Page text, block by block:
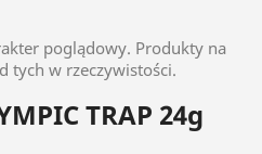
poglądowy. Produkty na
tych w rzeczywistości.
TRAP 24g